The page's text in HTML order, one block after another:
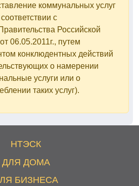
коммунальных услуг
с
Российской
06.05.2011г., путем
конклюдентных действий
о намерении
услуги или о
таких услуг).
НТЭСК
ДЛЯ ДОМА
БИЗНЕСА